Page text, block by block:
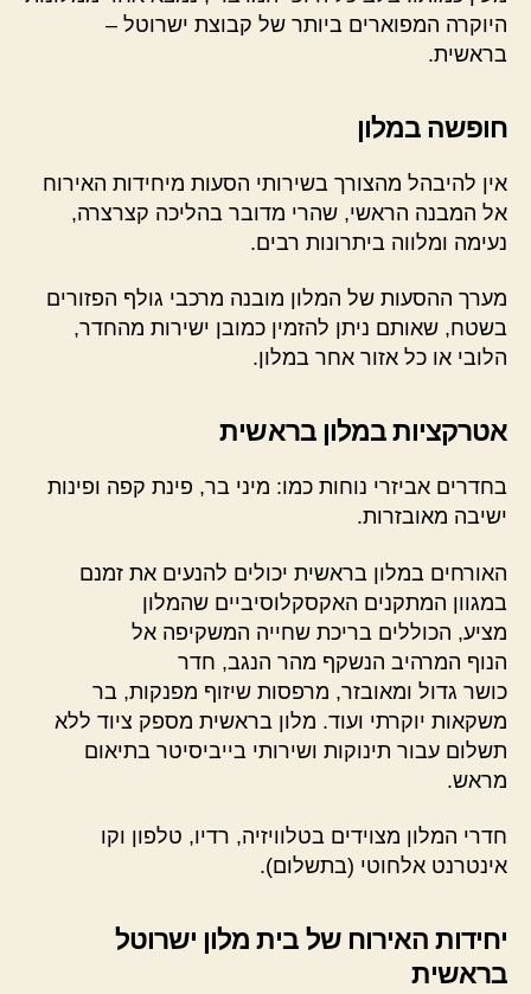
היוקרה המפוארים ביותר של קבוצת ישרוטל –
בראשית.
חופשה במלון
אין להיבהל מהצורך בשירותי הסעות מיחידות האירוח
אל המבנה הראשי, שהרי מדובר בהליכה קצרצרה,
נעימה ומלווה ביתרונות רבים.
מערך ההסעות של המלון מובנה מרכבי גולף הפזורים
בשטח, שאותם ניתן להזמין כמובן ישירות מהחדר,
הלובי או כל אזור אחר במלון.
אטרקציות במלון בראשית
בחדרים אביזרי נוחות כמו: מיני בר, פינת קפה ופינות
ישיבה מאובזרות.
האורחים במלון בראשית יכולים להנעים את זמנם
במגוון המתקנים האקסקלוסיביים שהמלון
מציע, הכוללים בריכת שחייה המשקיפה אל
הנוף המרהיב הנשקף מהר הנגב, חדר
כושר גדול ומאובזר, מרפסות שיזוף מפנקות, בר
משקאות יוקרתי ועוד. מלון בראשית מספק ציוד ללא
תשלום עבור תינוקות ושירותי בייביסיטר בתיאום
מראש.
חדרי המלון מצוידים בטלוויזיה, רדיו, טלפון וקו
אינטרנט אלחוטי (בתשלום).
יחידות האירוח של בית מלון ישרוטל
בראשית